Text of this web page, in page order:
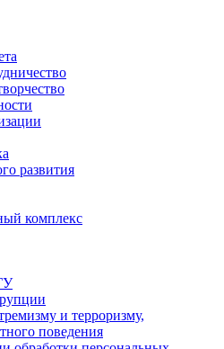
развития
комплекс
и терроризму,
поведения